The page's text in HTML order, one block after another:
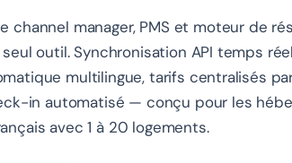
channel manager, PMS et moteur de
outil. Synchronisation API temps
multilingue, tarifs centralisés
in automatisé — conçu pour les
avec 1 à 20 logements.